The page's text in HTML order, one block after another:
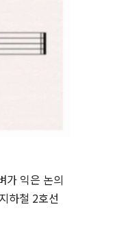
가 익은 논의
하철 2호선